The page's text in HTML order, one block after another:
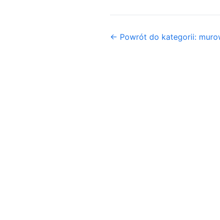
← Powrót do kategorii: